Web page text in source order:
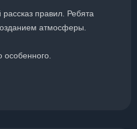
правил. Ребята
атмосферы.